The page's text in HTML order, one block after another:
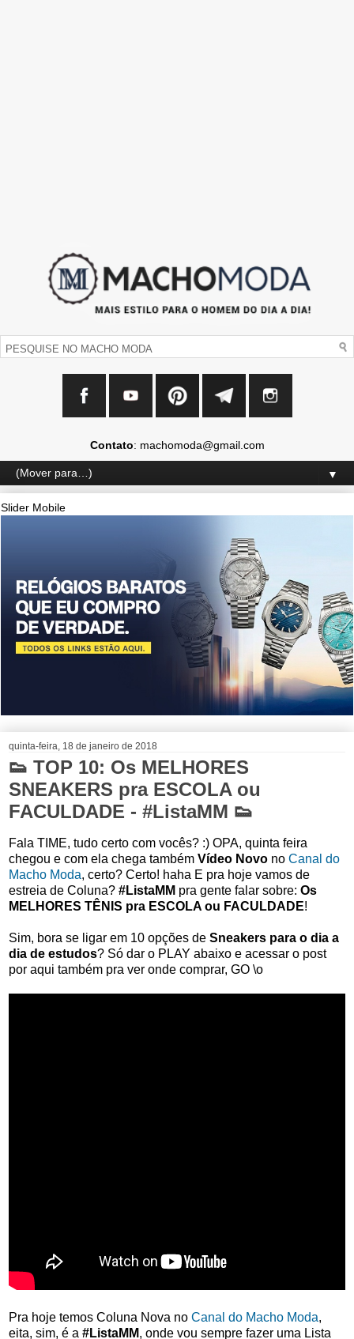
Contato: machomoda@gmail.com
▼
Slider Mobile
quinta-feira, 18 de janeiro de 2018
👟 TOP 10: Os MELHORES
SNEAKERS pra ESCOLA ou
FACULDADE - #ListaMM 👟
Fala TIME, tudo certo com vocês? :) OPA, quinta feira
chegou e com ela chega também Vídeo Novo no Canal do
Macho Moda, certo? Certo! haha E pra hoje vamos de
estreia de Coluna? #ListaMM pra gente falar sobre: Os
MELHORES TÊNIS pra ESCOLA ou FACULDADE!
Sim, bora se ligar em 10 opções de Sneakers para o dia a
dia de estudos? Só dar o PLAY abaixo e acessar o post
por aqui também pra ver onde comprar, GO \o
Pra hoje temos Coluna Nova no Canal do Macho Moda,
eita, sim, é a #ListaMM, onde vou sempre fazer uma Lista